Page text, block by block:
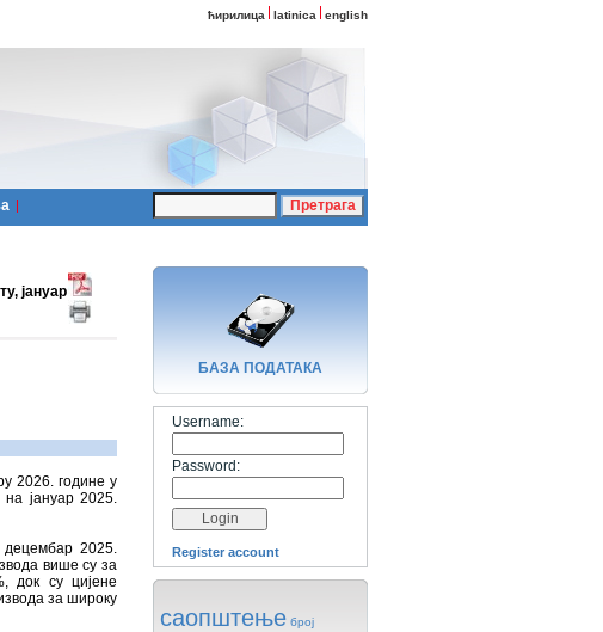
ћирилица latinica english
јануар
2026. године у
јануар 2025.
2025.
више су за
док су цијене
за широку
БАЗA ПОДАТАКА
Username:
Password:
Register account
саопштење број